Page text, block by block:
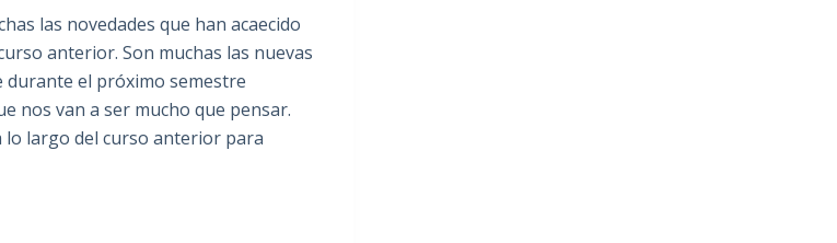
las novedades que han acaecido
anterior. Son muchas las nuevas
durante el próximo semestre
nos van a ser mucho que pensar.
lo largo del curso anterior para